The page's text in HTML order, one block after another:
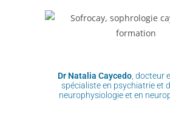
Dr Natalia Caycedo, docteur
spécialiste en psychiatrie et
neurophysiologie et en